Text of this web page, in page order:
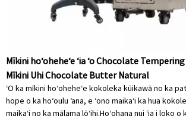
Mīkini hoʻoheheʻe ʻia ʻo Chocolate
Mīkini Uhi Chocolate Butter Natural
ʻO ka mīkini hoʻoheheʻe kokoleka kūikawā no ka
hope o ka hoʻoulu ʻana, e ʻono maikaʻi ka hua
maikaʻi no ka mālama lōʻihi.Hoʻohana nui ʻia i loko